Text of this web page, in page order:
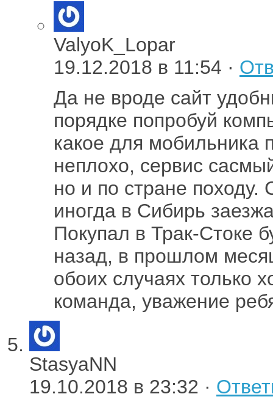
ValyoK_Lopar
19.12.2018 в 11:54 ·
Да не вроде сайт
порядке попробуй
какое для мобильника
неплохо, сервис
но и по стране
иногда в Сибирь
Покупал в Трак-Стоке
назад, в прошлом
обоих случаях только
команда, уважение
StasyaNN
19.10.2018 в 23:32 ·